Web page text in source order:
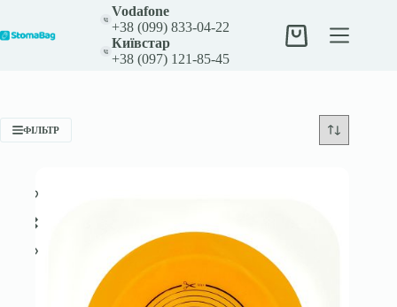
вмісту
Vodafone
+38 (099) 833-04-22
Київстар
+38 (097) 121-85-45
Кошик
ФІЛЬТР